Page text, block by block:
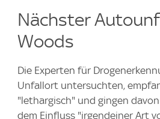
Nächster
Woods
Die Experten für
Unfallort untersuchten,
"lethargisch" und gingen
dem Einfluss "irgendeiner Art